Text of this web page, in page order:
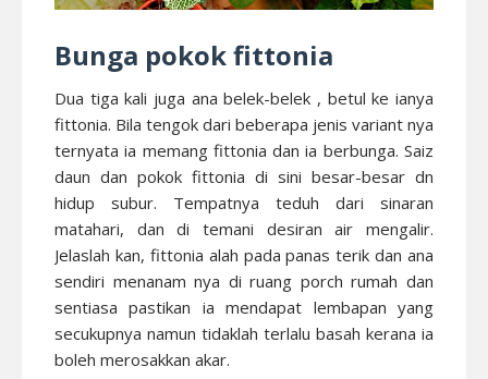
Bunga pokok fittonia
Dua tiga kali juga ana belek-belek , betul ke ianya
fittonia. Bila tengok dari beberapa jenis variant nya
ternyata ia memang fittonia dan ia berbunga. Saiz
daun dan pokok fittonia di sini besar-besar dn
hidup subur. Tempatnya teduh dari sinaran
matahari, dan di temani desiran air mengalir.
Jelaslah kan, fittonia alah pada panas terik dan ana
sendiri menanam nya di ruang porch rumah dan
sentiasa pastikan ia mendapat lembapan yang
secukupnya namun tidaklah terlalu basah kerana ia
boleh merosakkan akar.